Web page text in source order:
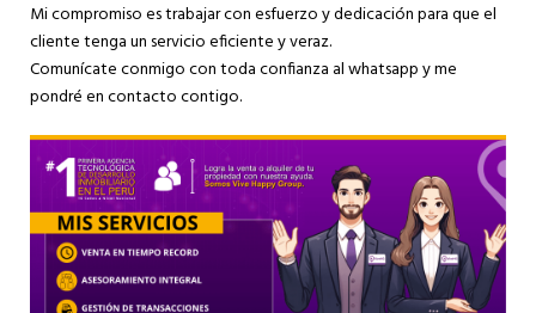
Mi compromiso es trabajar con esfuerzo y dedicación para que el
cliente tenga un servicio eficiente y veraz.
Comunícate conmigo con toda confianza al whatsapp y me
pondré en contacto contigo.